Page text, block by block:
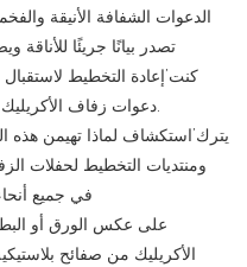
الدعوات الشفافة الأنيقة
تصدر بيانًا جريئًا
كنت’إعادة التخطيط
دعوات زفاف الأكريليك وسيلة فريدة للتعبير عن أسلوبك الفريد.
يترك’استكشاف لماذا تهيمن هذه
في جميع
على عكس الورق أو
الأكريليك من صفائح